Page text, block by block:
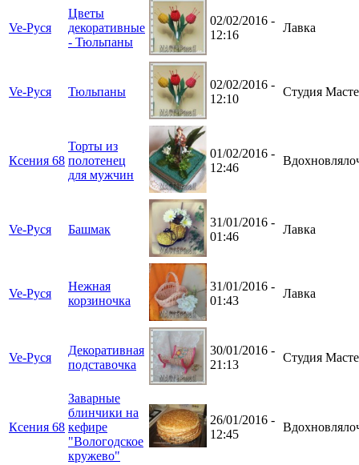
Ve-Руся
Цветы
декоративные
- Тюльпаны
02/02/2016 -
12:16
Лавка
Ve-Руся Тюльпаны
02/02/2016 -
12:10
Студия
Ксения 68
Торты из
полотенец
для мужчин
01/02/2016 -
12:46
Ve-Руся Башмак
31/01/2016 -
01:46
Лавка
Ve-Руся
Нежная
корзиночка
31/01/2016 -
01:43
Лавка
Ve-Руся
Декоративная
подставочка
30/01/2016 -
21:13
Студия
Ксения 68
Заварные
блинчики на
кефире
"Вологодское
кружево"
26/01/2016 -
12:45